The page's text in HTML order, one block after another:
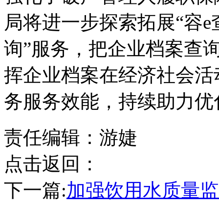
局将进一步探索拓展“容
询”服务，把企业档案查
挥企业档案在经济社会
务服务效能，持续助力
责任编辑：游婕
点击返回：
下一篇:加强饮用水质量